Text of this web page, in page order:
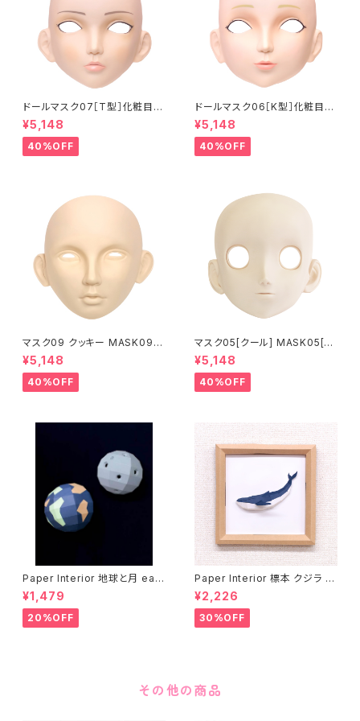
ドールマスク07［T型］化粧目穴
処理済 MASK07 [DOLL T] O
pening eye hole and make
up
¥5,148
40%OFF
ドールマスク06［K型］化粧目穴
処理 MASK06 [DOLL K] Op
ening eye hole and make
up
¥5,148
40%OFF
マスク09 クッキー MASK09
“COOKIE”
¥5,148
40%OFF
マスク05[クール] MASK05[C
OOL]
¥5,148
40%OFF
Paper Interior 地球と月 eart
h and moon
¥1,479
20%OFF
Paper Interior 標本 クジラ s
pecimen whale
¥2,226
30%OFF
その他の商品